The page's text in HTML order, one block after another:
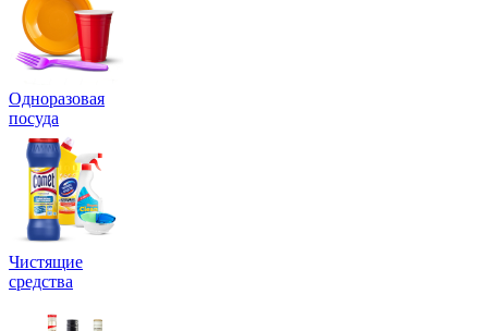
Одноразовая
посуда
Чистящие
средства